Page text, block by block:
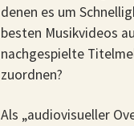
denen es um
besten Musikvideos
nachgespielte
zuordnen?
Als „audiovisueller